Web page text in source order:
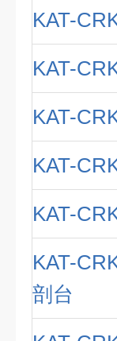
KAT-
KAT-
KAT-
KAT-
KAT-
KAT-
剖台